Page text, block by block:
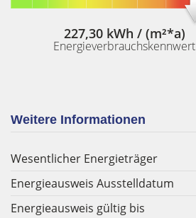
227,30 kWh / (m²*a)
Energieverbrauchskennwert
Weitere Informationen
Wesentlicher Energieträger
Energieausweis Ausstelldatum
Energieausweis gültig bis